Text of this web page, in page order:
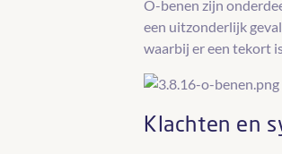
O-benen zijn
een uitzonderlijk
waarbij er een tekort
Klachten en